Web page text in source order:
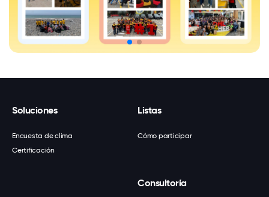
Soluciones
Encuesta de clima
Certificación
Listas
Cómo participar
Consultoría